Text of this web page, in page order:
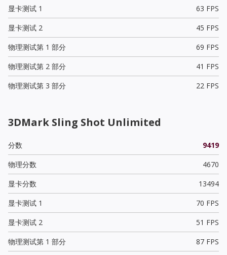
显卡测试 1
63 FPS
显卡测试 2
45 FPS
物理测试第 1 部分
69 FPS
物理测试第 2 部分
41 FPS
物理测试第 3 部分
22 FPS
3DMark Sling Shot Unlimited
分数
9419
物理分数
4670
显卡分数
13494
显卡测试 1
70 FPS
显卡测试 2
51 FPS
物理测试第 1 部分
87 FPS